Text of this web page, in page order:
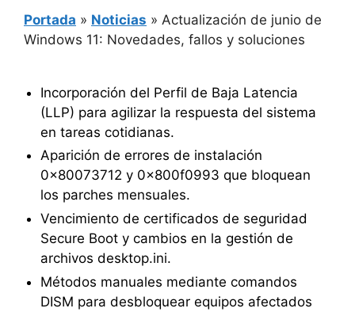
Portada » Noticias » Actualización de junio de
Windows 11: Novedades, fallos y soluciones
Incorporación del Perfil de Baja Latencia
(LLP) para agilizar la respuesta del sistema
en tareas cotidianas.
Aparición de errores de instalación
0x80073712 y 0x800f0993 que bloquean
los parches mensuales.
Vencimiento de certificados de seguridad
Secure Boot y cambios en la gestión de
archivos desktop.ini.
Métodos manuales mediante comandos
DISM para desbloquear equipos afectados